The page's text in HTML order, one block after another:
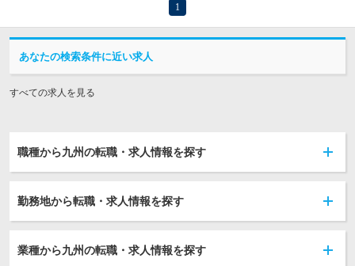
1
あなたの検索条件に近い求人
すべての求人を見る
職種から九州の転職・求人情報を探す
勤務地から転職・求人情報を探す
業種から九州の転職・求人情報を探す